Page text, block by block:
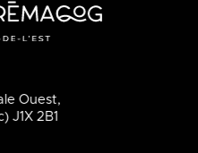
Ouest,
J1X 2B1